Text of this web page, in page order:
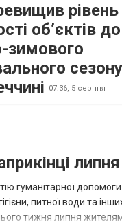
рівень
об’єктів до
зимового
сезону
07:36, 5 серпня
гуманітарної
питної води та
тижня липня